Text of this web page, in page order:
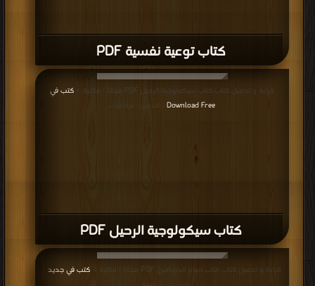
كتاب توعية نفسية PDF
كتاب سيكولوجية الرحيل PDF
قراءة و تحميل كتاب كتاب سيكولوجية الرحيل PDF مجانا | مكتبة >
كتب في
Download Free
| التحميل : مرة/مرات
قراءة و تحميل كتاب كتاب صيام الدوبامين PDF مجانا | مكتبة > كتب في جديد